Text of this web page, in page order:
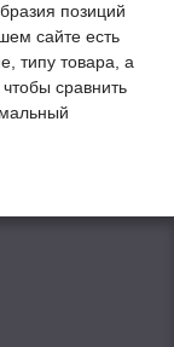
позиций
сайте есть
типу товара, а
сравнить